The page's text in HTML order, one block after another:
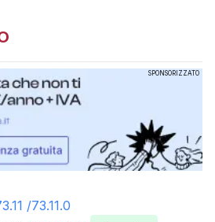
SPONSORIZZATO
/73.11.0